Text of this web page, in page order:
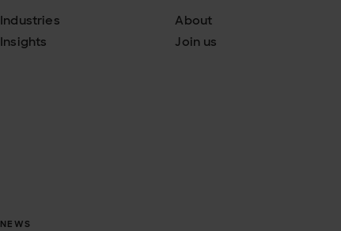
Industries
Insights
About
Join us
NEWS